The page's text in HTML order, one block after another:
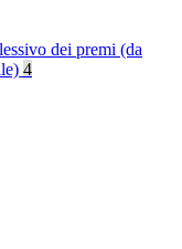
dei premi (da
4